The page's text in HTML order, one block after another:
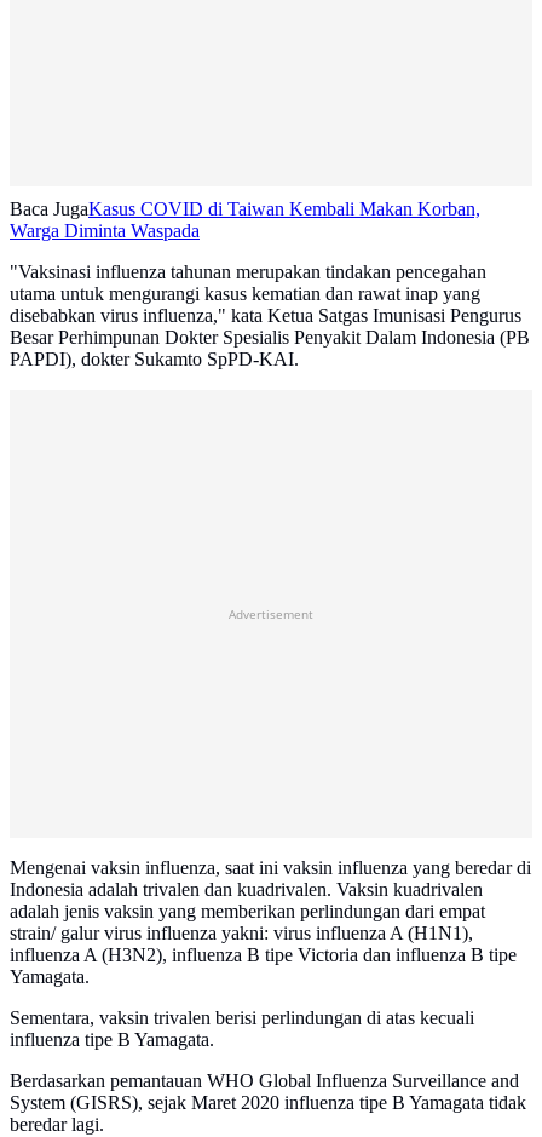
Baca JugaKasus COVID di Taiwan Kembali Makan Korban,
Warga Diminta Waspada
"Vaksinasi influenza tahunan merupakan tindakan pencegahan
utama untuk mengurangi kasus kematian dan rawat inap yang
disebabkan virus influenza," kata Ketua Satgas Imunisasi Pengurus
Besar Perhimpunan Dokter Spesialis Penyakit Dalam Indonesia (PB
PAPDI), dokter Sukamto SpPD-KAI.
Advertisement
Mengenai vaksin influenza, saat ini vaksin influenza yang beredar di
Indonesia adalah trivalen dan kuadrivalen. Vaksin kuadrivalen
adalah jenis vaksin yang memberikan perlindungan dari empat
strain/ galur virus influenza yakni: virus influenza A (H1N1),
influenza A (H3N2), influenza B tipe Victoria dan influenza B tipe
Yamagata.
Sementara, vaksin trivalen berisi perlindungan di atas kecuali
influenza tipe B Yamagata.
Berdasarkan pemantauan WHO Global Influenza Surveillance and
System (GISRS), sejak Maret 2020 influenza tipe B Yamagata tidak
beredar lagi.